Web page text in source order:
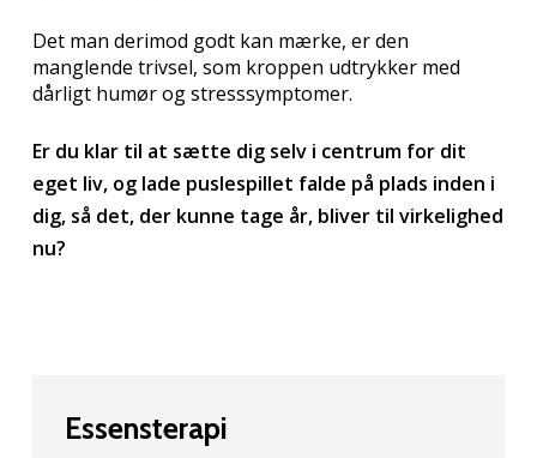
Det man derimod godt kan mærke, er den
manglende trivsel, som kroppen udtrykker med
dårligt humør og stresssymptomer.
Er du klar til at sætte dig selv i centrum for dit
eget liv, og lade puslespillet falde på plads inden i
dig, så det, der kunne tage år, bliver til virkelighed
nu?
Essensterapi